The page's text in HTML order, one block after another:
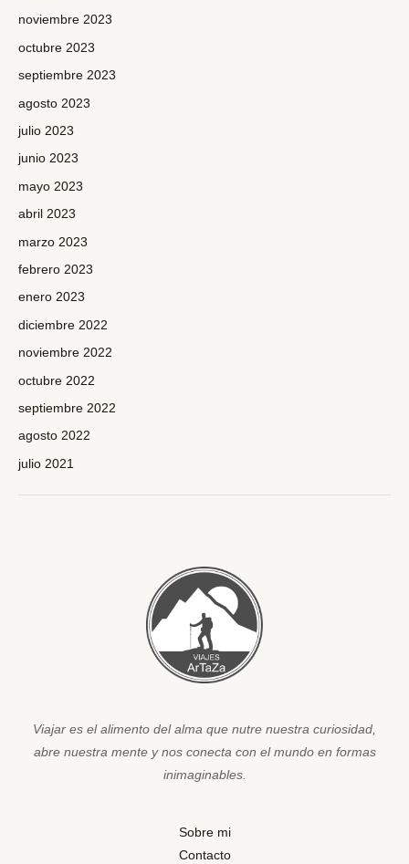
noviembre 2023
octubre 2023
septiembre 2023
agosto 2023
julio 2023
junio 2023
mayo 2023
abril 2023
marzo 2023
febrero 2023
enero 2023
diciembre 2022
noviembre 2022
octubre 2022
septiembre 2022
agosto 2022
julio 2021
Viajar es el alimento del alma que nutre nuestra curiosidad,
abre nuestra mente y nos conecta con el mundo en formas
inimaginables.
Sobre mi
Contacto